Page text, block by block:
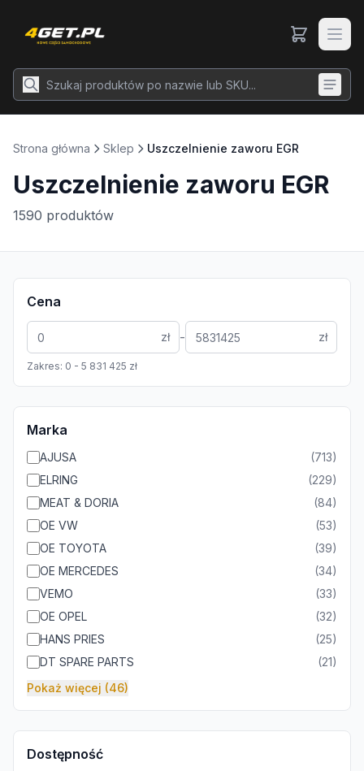
Strona główna Sklep Uszczelnienie zaworu EGR
Uszczelnienie zaworu EGR
1590 produktów
Cena
zł - zł
Zakres: 0 - 5 831 425 zł
Marka
AJUSA (713)
ELRING
(229)
MEAT & DORIA
(84)
OE VW
(53)
OE TOYOTA
(39)
OE MERCEDES
(34)
VEMO
(33)
OE OPEL
(32)
HANS PRIES
(25)
DT SPARE PARTS
(21)
Pokaż więcej (46)
Dostępność